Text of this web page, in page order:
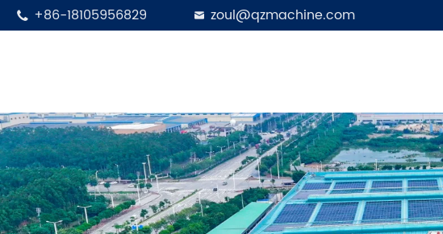
 +86-18105956829  zoul@qzmachine.com